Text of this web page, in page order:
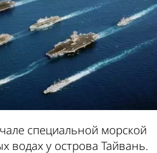
специальной морской
водах у острова Тайвань.
в